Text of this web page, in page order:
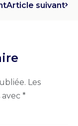
Article suivant
Les
*